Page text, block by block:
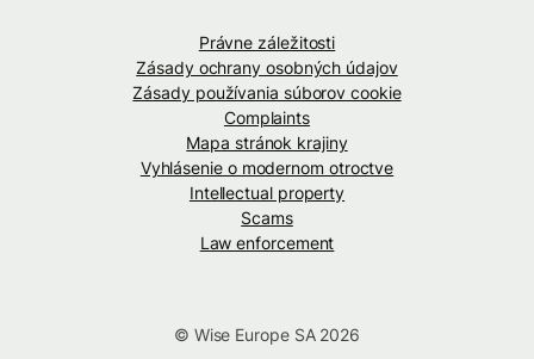
Právne záležitosti
Zásady ochrany osobných údajov
Zásady používania súborov cookie
Complaints
Mapa stránok krajiny
Vyhlásenie o modernom otroctve
Intellectual property
Scams
Law enforcement
© Wise Europe SA 2026